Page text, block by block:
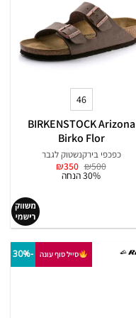
46
BIRKENSTOCK Arizona
Birko Flor
כפכפי בירקנשטוק לגבר
₪500 המחיר
המקורי
₪350 המחיר
30% הנחה
סייל סוף עונה -30%